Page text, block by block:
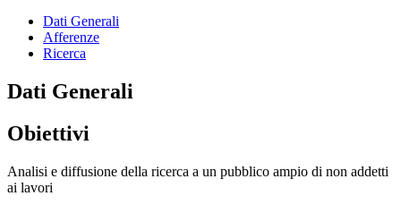
Dati Generali
Afferenze
Ricerca
Dati Generali
Obiettivi
Analisi e diffusione della ricerca a un pubblico ampio di non addetti
ai lavori